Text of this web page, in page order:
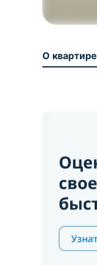
О квартире